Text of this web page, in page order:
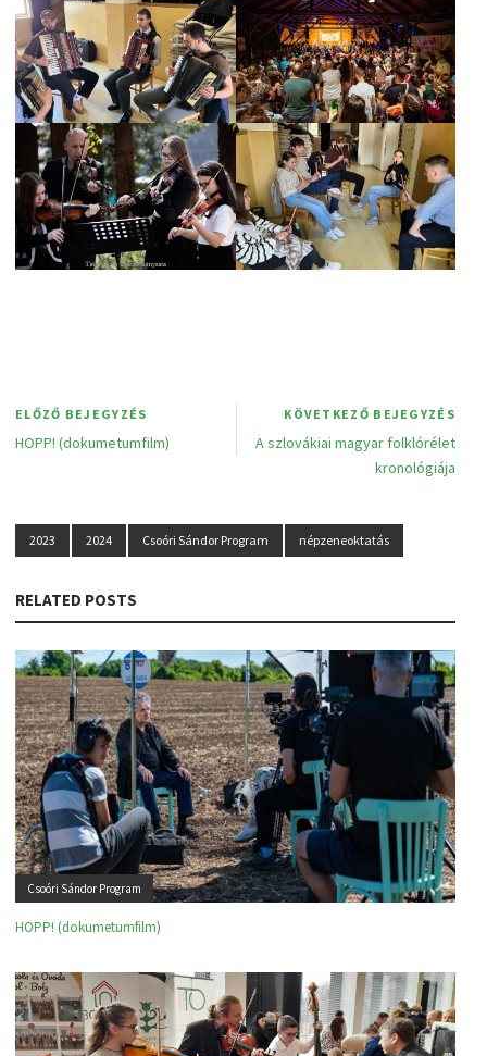
ELŐZŐ BEJEGYZÉS
HOPP! (dokumetumfilm)
KÖVETKEZŐ BEJEGYZÉS
A szlovákiai magyar folklórélet
kronológiája
2023 2024 Csoóri Sándor Program népzeneoktatás
RELATED POSTS
Csoóri Sándor Program
HOPP! (dokumetumfilm)